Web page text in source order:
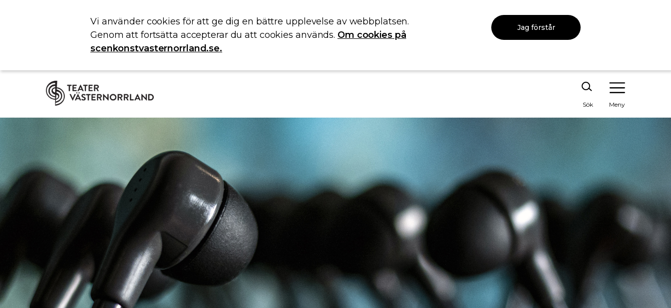
Vi använder cookies för att ge dig en bättre upplevelse av webbplatsen.
Genom att fortsätta accepterar du att cookies används. Om cookies på
scenkonstvasternorrland.se.
Jag förstår
Sök Meny